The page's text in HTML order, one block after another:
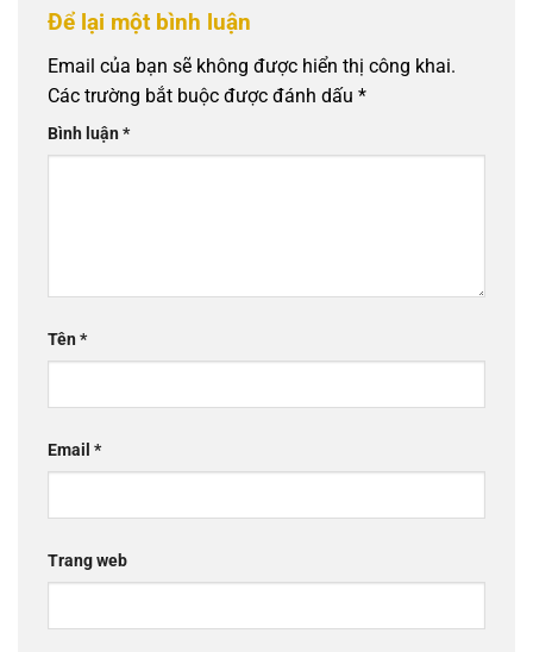
Để lại một bình luận
Email của bạn sẽ không được hiển thị công khai.
Các trường bắt buộc được đánh dấu *
Bình luận*
Tên*
Email *
Trang web